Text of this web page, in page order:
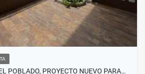
POBLADO, PROYECTO NUEVO PARA…